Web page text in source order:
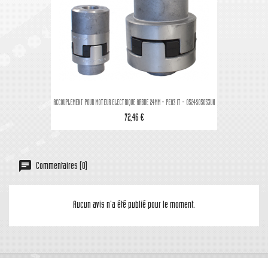
ACCOUPLEMENT POUR MOTEUR ELECTRIQUE ARBRE 24MM - PEA3 IT - 0524S05053UN
72,46 €
Commentaires (0)
Aucun avis n'a été publié pour le moment.